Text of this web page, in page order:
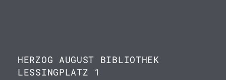
HERZOG AUGUST BIBLIOTHEK
LESSINGPLATZ 1